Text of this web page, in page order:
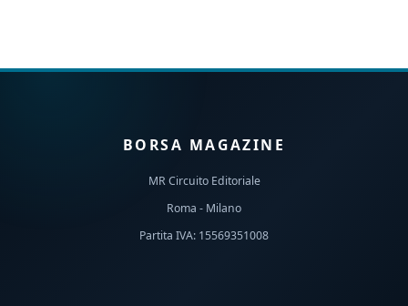
BORSA MAGAZINE
MR Circuito Editoriale
Roma - Milano
Partita IVA: 15569351008